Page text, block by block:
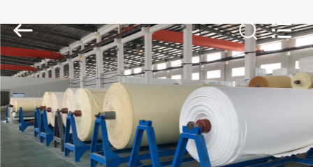
HOGAR
PRODUCTOS
SOBRE
Filter
Environmental
Technology
Co.,Ltd..
All
Rights
Reserved.